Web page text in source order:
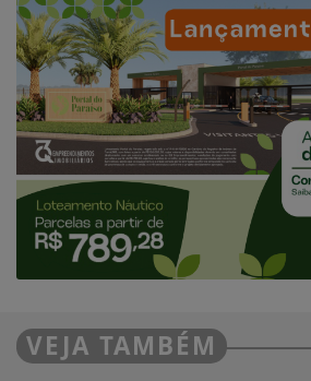
VEJA TAMBÉM